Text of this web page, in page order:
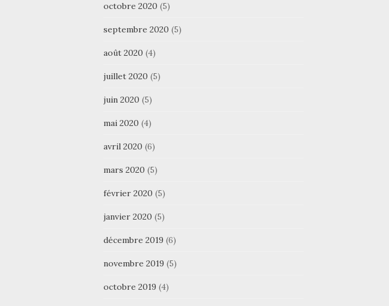
octobre 2020 (5)
septembre 2020 (5)
août 2020 (4)
juillet 2020 (5)
juin 2020 (5)
mai 2020 (4)
avril 2020 (6)
mars 2020 (5)
février 2020 (5)
janvier 2020 (5)
décembre 2019 (6)
novembre 2019 (5)
octobre 2019 (4)